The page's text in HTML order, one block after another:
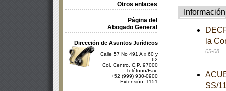
Otros enlaces
Página del
Abogado General
Dirección de Asuntos Jurídicos
Calle 57 No 491 A x 60 y
62
Col. Centro, C.P. 97000
Teléfono/Fax:
+52 (999) 930-0900
Extensión: 1151
Información
la
05-08
SS/